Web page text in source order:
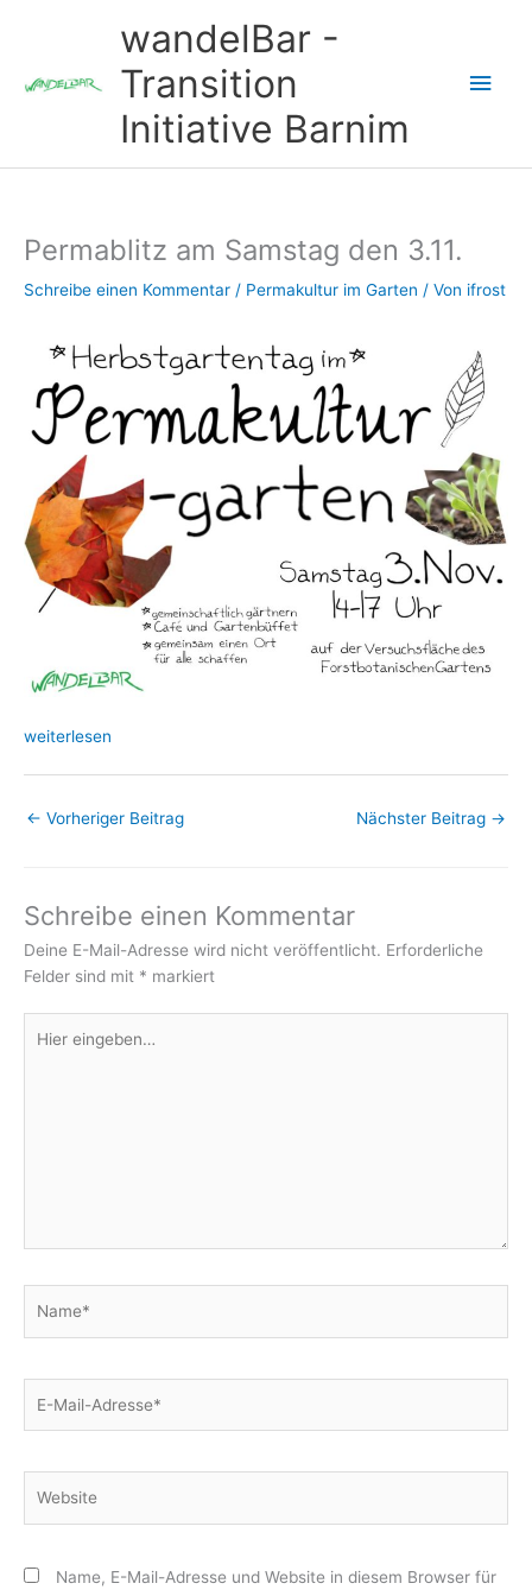
wandelBar -
Transition
Initiative Barnim
Permablitz am Samstag den 3.11.
Schreibe einen Kommentar / Permakultur im Garten / Von ifrost
weiterlesen
← Vorheriger Beitrag Nächster Beitrag →
Schreibe einen Kommentar
Deine E-Mail-Adresse wird nicht veröffentlicht. Erforderliche
Felder sind mit * markiert
eingeben…
Mail-
Name, E-Mail-Adresse und Website in diesem Browser für